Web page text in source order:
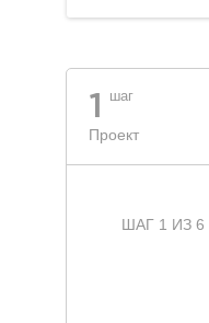
1 шаг
Проект
ШАГ 1 ИЗ 6